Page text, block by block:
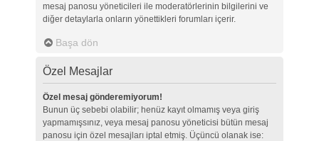
mesaj panosu yöneticileri ile moderatörlerinin bilgilerini ve
diğer detaylarla onların yönettikleri forumları içerir.
Başa dön
Özel Mesajlar
Özel mesaj gönderemiyorum!
Bunun üç sebebi olabilir; henüz kayıt olmamış veya giriş
yapmamışsınız, veya mesaj panosu yöneticisi bütün mesaj
panosu için özel mesajları iptal etmiş. Üçüncü olanak ise: